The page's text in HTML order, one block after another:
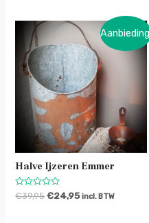
Halve Ijzeren Emmer
Waardering
0
€39,95 €24,95 incl. BTW